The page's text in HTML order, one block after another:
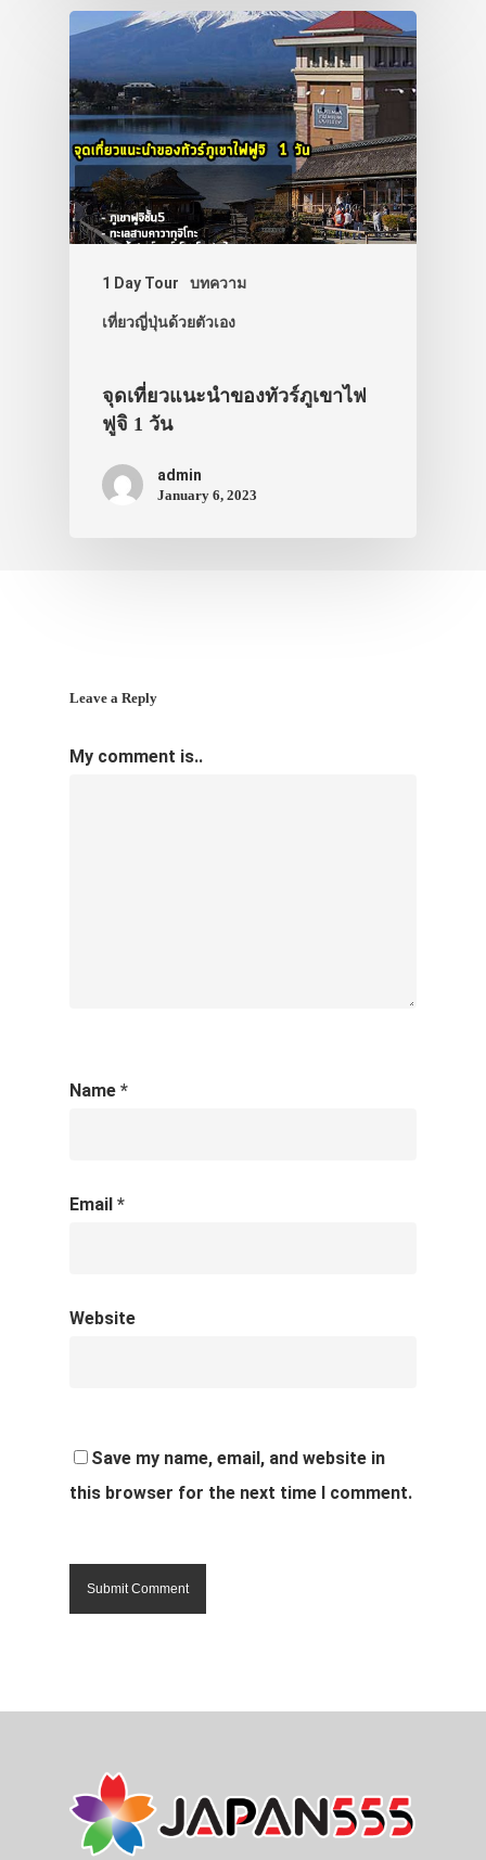
1 Day Tour บทความ
เที่ยวญี่ปุ่นด้วยตัวเอง
จุดเที่ยวแนะนำของทัวร์ภูเขาไฟ
ฟูจิ 1 วัน
admin
January 6, 2023
Leave a Reply
My comment is..
Name *
Email *
Website
Save my name, email, and website in
this browser for the next time I comment.